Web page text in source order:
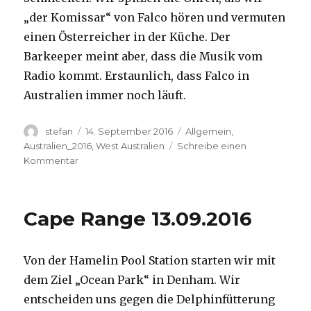
„der Komissar“ von Falco hören und vermuten
einen Österreicher in der Küche. Der
Barkeeper meint aber, dass die Musik vom
Radio kommt. Erstaunlich, dass Falco in
Australien immer noch läuft.
Autor
stefan
Veröffentlicht
am
14. September 2016 Kategorien
Allgemein
Australien_2016 ,West Australien
Schreibe einen
Kommentarzu
Cape Range 13.09.2016
Von der Hamelin Pool Station starten wir mit
dem Ziel „Ocean Park“ in Denham. Wir
entscheiden uns gegen die Delphinfütterung